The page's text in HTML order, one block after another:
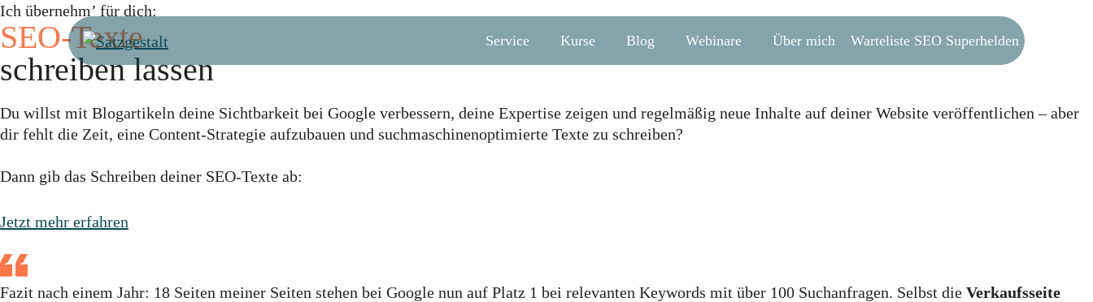
Zum
Inhalt
springen
Service Kurse Blog Webinare Über mich Warteliste SEO Superhelden
Ich übernehm’ für dich:
SEO-Texte
schreiben lassen
Du willst mit Blogartikeln deine Sichtbarkeit bei Google verbessern, deine Expertise zeigen und regelmäßig neue Inhalte auf deiner Website veröffentlichen – aber
dir fehlt die Zeit, eine Content-Strategie aufzubauen und suchmaschinenoptimierte Texte zu schreiben?
Dann gib das Schreiben deiner SEO-Texte ab:
Jetzt mehr erfahren
Fazit nach einem Jahr: 18 Seiten meiner Seiten stehen bei Google nun auf Platz 1 bei relevanten Keywords mit über 100 Suchanfragen. Selbst die Verkaufsseite